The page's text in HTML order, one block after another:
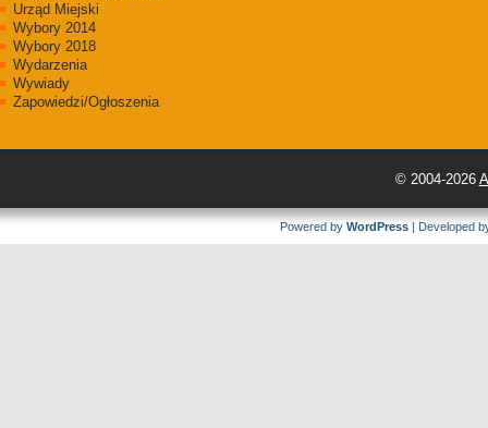
Urząd Miejski
Wybory 2014
Wybory 2018
Wydarzenia
Wywiady
Zapowiedzi/Ogłoszenia
© 2004-2026
Powered by WordPress | Developed